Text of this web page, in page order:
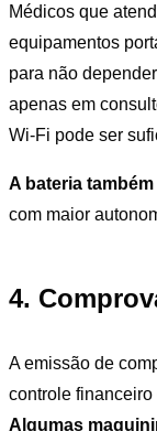
Médicos que
equipamentos
para não
apenas em
Wi-Fi pode ser
A bateria
com maior
4.
A emissão de
controle
Algumas